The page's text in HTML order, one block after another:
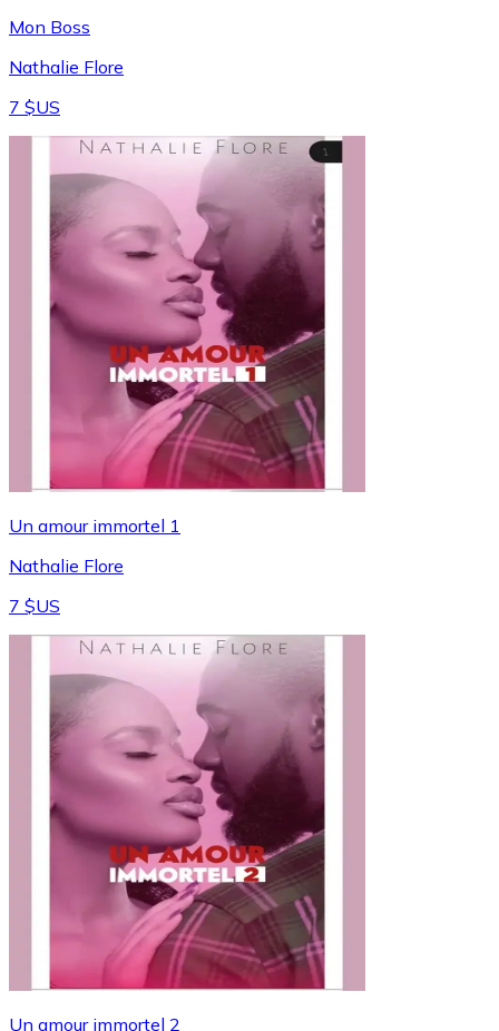
Mon Boss
Nathalie Flore
7 $US
Un amour immortel 1
Nathalie Flore
7 $US
Un amour immortel 2